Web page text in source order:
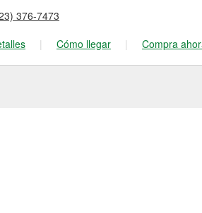
376-7473
| Cómo llegar | Compra